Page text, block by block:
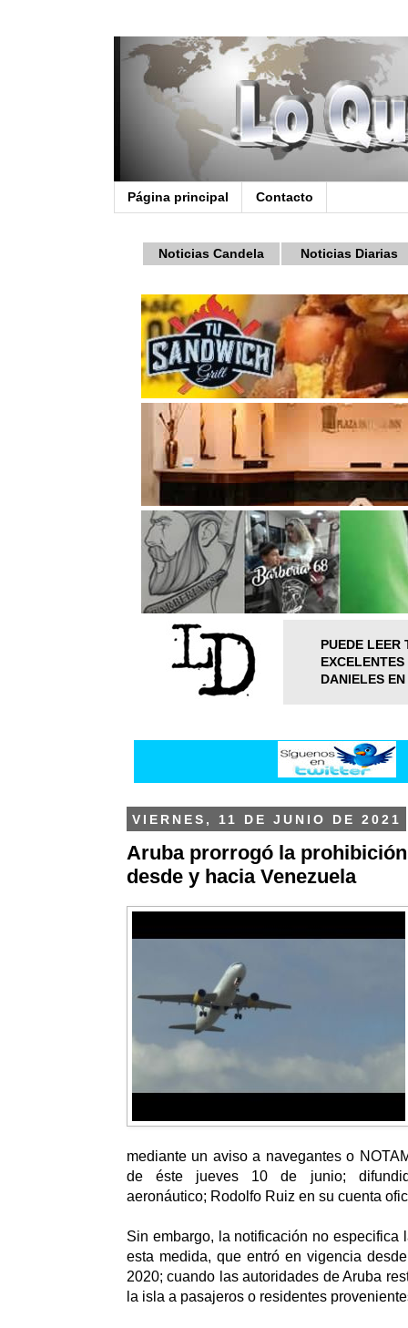
Página principal Contacto
Noticias Candela Noticias Diarias
PUEDE LEER
DANIELES
VIERNES, 11 DE JUNIO DE 2021
Aruba prorrogó la
desde y hacia Venezuela
mediante un aviso a navegantes o
de éste jueves 10 de junio;
aeronáutico; Rodolfo Ruiz en su cuenta
Sin embargo, la notificación no especifica
esta medida, que entró en vigencia
2020; cuando las autoridades de Aruba
la isla a pasajeros o residentes